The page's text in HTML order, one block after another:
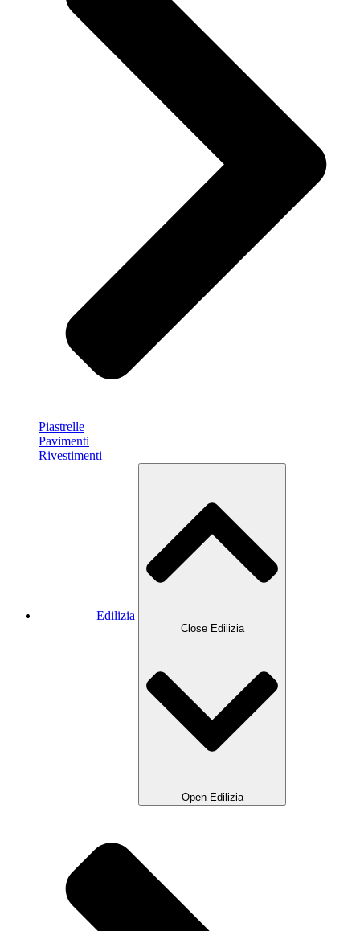
Piastrelle
Pavimenti
Rivestimenti
Edilizia
Close Edilizia
Open Edilizia